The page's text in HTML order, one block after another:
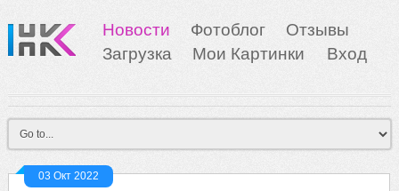
Новости Фотоблог
Отзывы
Загрузка
Мои Картинки Вход
03 Окт 2022